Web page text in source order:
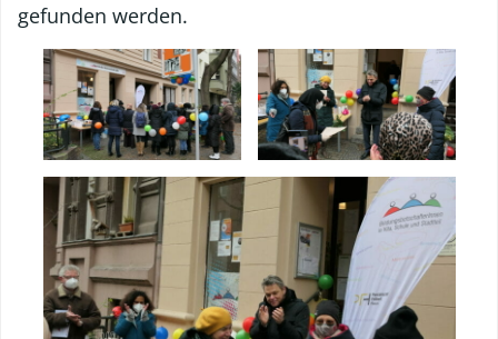
gefunden werden.